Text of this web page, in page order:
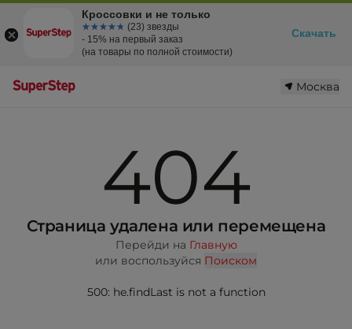
Москва
404
Страница удалена или перемещена
Перейди на Главную
или воспользуйся Поиском
500: he.findLast is not a function
Кроссовки и не только
☆☆☆☆☆
★★★★★ (23) звезды
- 15% на первый заказ
(на товары по полной стоимости)
Скачать